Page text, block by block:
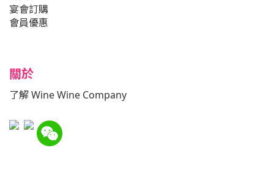
宴會訂購
會員優惠
關於
了解 Wine Wine Company